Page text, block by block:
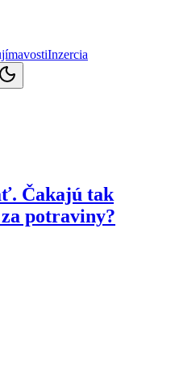
Inzercia
Čakajú tak
potraviny?